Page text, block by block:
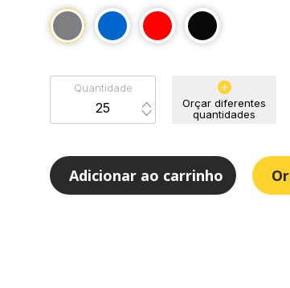
Quantidade
Orçar diferentes
quantidades
Adicionar ao carrinho